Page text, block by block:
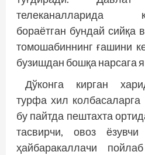
телеканалларида
бораётган бундай сийқа
томошабиннинг ғашини
бузишдан бошқа нарсага
Дўконга кирган
турфа хил колбасаларга
бу пайтда пештахта
тасвирчи, овоз
ҳайбаракаллачи